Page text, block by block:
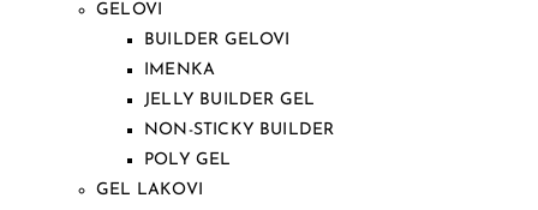
GELOVI
BUILDER GELOVI
IMENKA
JELLY BUILDER GEL
NON-STICKY BUILDER
POLY GEL
GEL LAKOVI